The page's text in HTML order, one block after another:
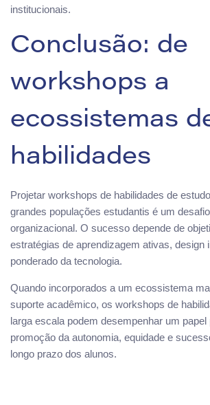
institucionais.
Conclusão: de
workshops a
ecossistemas
habilidades
Projetar workshops de habilidades de
grandes populações estudantis é um
organizacional. O sucesso depende de
estratégias de aprendizagem ativas, design
ponderado da tecnologia.
Quando incorporados a um ecossistema
suporte acadêmico, os workshops de
larga escala podem desempenhar um papel
promoção da autonomia, equidade e
longo prazo dos alunos.